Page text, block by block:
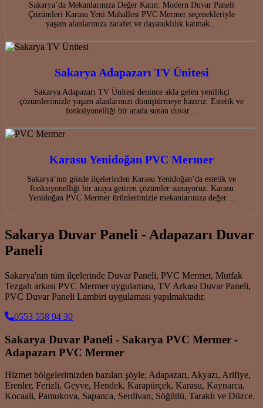
Sakarya’da Mekanlarınıza Değer Katın: Modern Duvar Paneli
Çözümleri Karasu Yeni Mahallesi PVC Mermer seçenekleriyle
yaşam alanlarınıza zarafet ve dayanıklılık katmak…
Sakarya Adapazarı TV Ünitesi
Sakarya Adapazarı TV Ünitesi denince akla gelen yenilikçi
çözümlerimizle yaşam alanlarınızı dönüştürmeye hazırız. Estetik ve
fonksiyonelliği bir arada sunan duvar…
Karasu Yenidoğan PVC Mermer
Sakarya’nın gözde ilçelerinden Karasu Yenidoğan’da estetik ve
fonksiyonelliği bir araya getiren çözümler sunuyoruz. Karasu
Yenidoğan PVC Mermer ürünlerimizle mekanlarınıza değer…
Sakarya Duvar Paneli - Adapazarı Duvar
Paneli
Sakarya'nın tüm ilçelerinde Duvar Paneli, PVC Mermer, Mutfak
Tezgah arkası PVC Mermer uygulaması, TV Arkası Duvar Paneli,
PVC Duvar Paneli Lambiri uygulaması yapılmaktadır.
0553 558 94 30
Sakarya Duvar Paneli - Sakarya PVC Mermer -
Adapazarı PVC Mermer
Hizmet bölgelerimizden bazıları şöyle; Adapazarı, Akyazı, Arifiye,
Erenler, Ferizli, Geyve, Hendek, Karapürçek, Karasu, Kaynarca,
Kocaali, Pamukova, Sapanca, Serdivan, Söğütlü, Taraklı ve Düzce.